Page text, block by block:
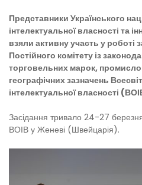
Представники Українського
інтелектуальної власності та
взяли активну участь у роботі
Постійного комітету із
торговельних марок,
географічних зазначень
інтелектуальної власності
Засідання тривало 24-27
ВОІВ у Женеві (Швейцарія).